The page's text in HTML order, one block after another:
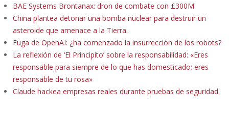
BAE Systems Brontanax: dron de combate con £300M
China plantea detonar una bomba nuclear para destruir un
asteroide que amenace a la Tierra.
Fuga de OpenAI: ¿ha comenzado la insurrección de los robots?
La reflexión de ‘El Principito’ sobre la responsabilidad: «Eres
responsable para siempre de lo que has domesticado; eres
responsable de tu rosa»
Claude hackea empresas reales durante pruebas de seguridad.